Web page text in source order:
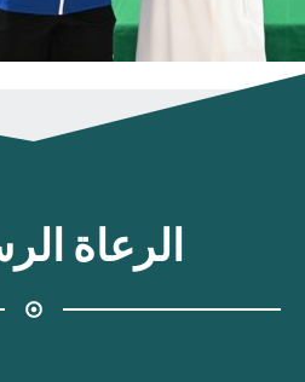
الرعاة